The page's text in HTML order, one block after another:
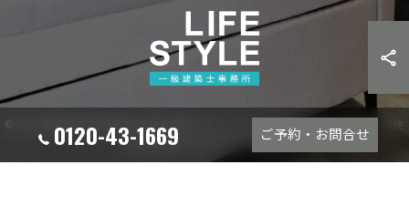
0120-43-1669 ご予約・お問合せ
© 2026 福岡古賀市|福津市|宗像市|新宮❘のリフォームならライフスタイル 一級建
築士事務所 ALL RIGHTS RESERVED.